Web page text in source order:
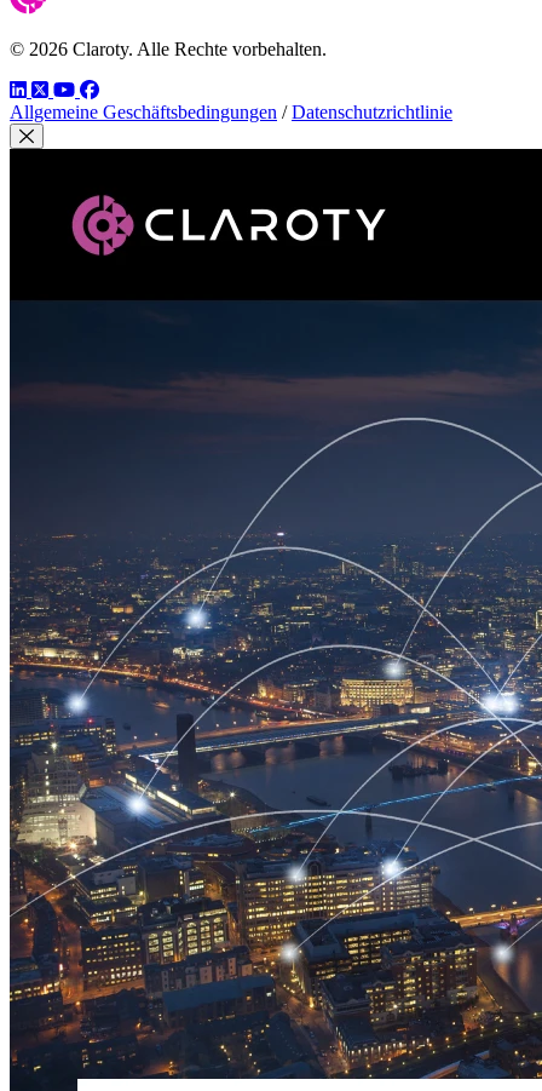
© 2026 Claroty. Alle Rechte vorbehalten.
LinkedIn
TwitterYouTube
Facebook
Allgemeine Geschäftsbedingungen / Datenschutzrichtlinie
Modal schließen